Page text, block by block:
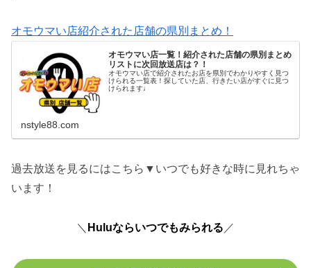
オモウマい店紹介された店舗の県別まとめ！
オモウマい店一覧！紹介された店舗の県別まとめ
リストに次回放送店は？！
オモウマい店で紹介されたお店を県別でわかりやすく見つ
けられる一覧表！探していた店、行きたい店がすぐに見つ
けられます♩
nstyle88.com
過去放送を見るにはこちら▼いつでも好きな時に見れちゃ
います！
＼ Huluならいつでもみられる ／